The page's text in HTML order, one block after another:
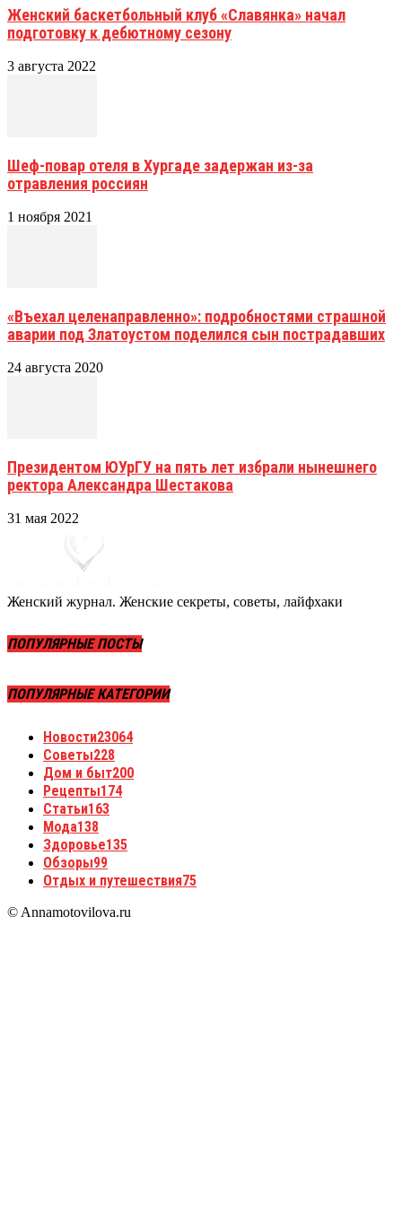
Женский баскетбольный клуб «Славянка» начал
подготовку к дебютному сезону
3 августа 2022
Шеф-повар отеля в Хургаде задержан из-за
отравления россиян
1 ноября 2021
«Въехал целенаправленно»: подробностями страшной
аварии под Златоустом поделился сын пострадавших
24 августа 2020
Президентом ЮУрГУ на пять лет избрали нынешнего
ректора Александра Шестакова
31 мая 2022
Женский журнал. Женские секреты, советы, лайфхаки
ПОПУЛЯРНЫЕ ПОСТЫ
ПОПУЛЯРНЫЕ КАТЕГОРИИ
Новости23064
Советы228
Дом и быт200
Рецепты174
Статьи163
Мода138
Здоровье135
Обзоры99
Отдых и путешествия75
© Annamotovilova.ru